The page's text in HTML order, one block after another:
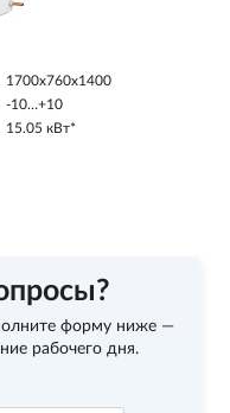
1700х760х1400
-10…+10
15.05 кВт*
форму ниже —
рабочего дня.